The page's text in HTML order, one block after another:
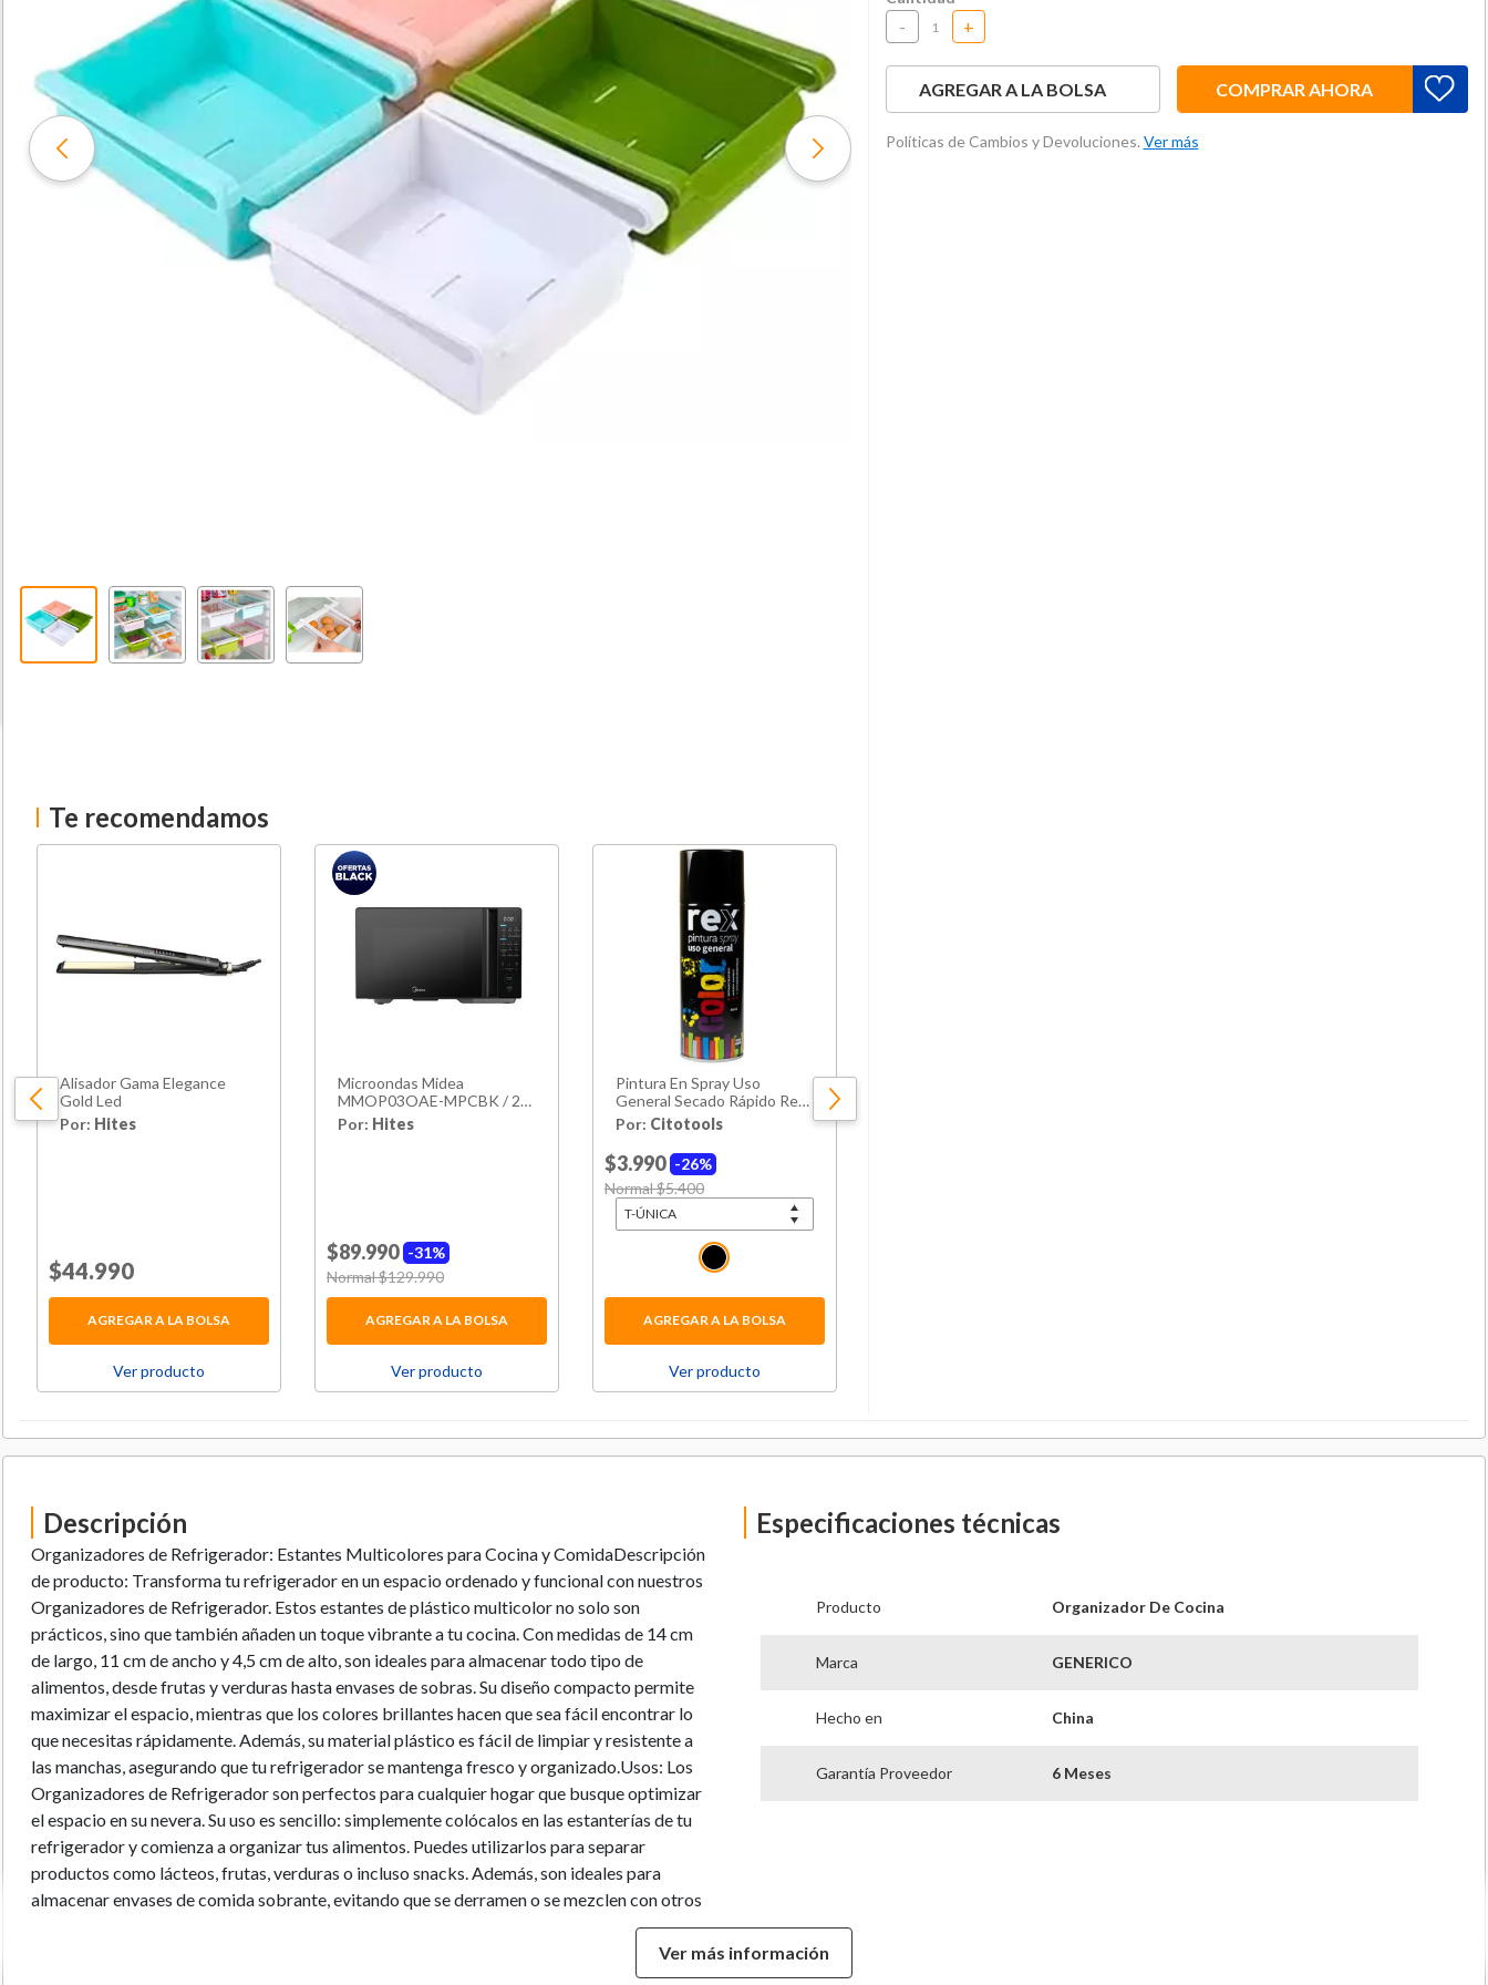
Te recomendamos
Alisador Gama Elegance
Gold Led
Por: Hites
Price reduced from
$44.990
AGREGAR A LA BOLSA
Ver producto
Microondas Midea
MMOP03OAE-MPCBK / 29
Litros / 900W
Por: Hites
31%
$89.990
Price reduced from
Normal $129.990
AGREGAR A LA BOLSA
Ver producto
Pintura En Spray Uso
General Secado Rápido Rex
400ml Negra
Por: Citotools
26%
$3.990
Price reduced from
Normal $5.400
AGREGAR A LA BOLSA
Ver producto
- +
AGREGAR A LA BOLSA COMPRAR AHORA
Políticas de Cambios y Devoluciones. Ver más
Descripción
Organizadores de Refrigerador: Estantes Multicolores para Cocina y ComidaDescripción
de producto: Transforma tu refrigerador en un espacio ordenado y funcional con nuestros
Organizadores de Refrigerador. Estos estantes de plástico multicolor no solo son
prácticos, sino que también añaden un toque vibrante a tu cocina. Con medidas de 14 cm
de largo, 11 cm de ancho y 4,5 cm de alto, son ideales para almacenar todo tipo de
alimentos, desde frutas y verduras hasta envases de sobras. Su diseño compacto permite
maximizar el espacio, mientras que los colores brillantes hacen que sea fácil encontrar lo
que necesitas rápidamente. Además, su material plástico es fácil de limpiar y resistente a
las manchas, asegurando que tu refrigerador se mantenga fresco y organizado.Usos: Los
Organizadores de Refrigerador son perfectos para cualquier hogar que busque optimizar
el espacio en su nevera. Su uso es sencillo: simplemente colócalos en las estanterías de tu
refrigerador y comienza a organizar tus alimentos. Puedes utilizarlos para separar
productos como lácteos, frutas, verduras o incluso snacks. Además, son ideales para
almacenar envases de comida sobrante, evitando que se derramen o se mezclen con otros
alimentos. Su diseño apilable permite crear un sistema de almacenamiento personalizado,
refrigerador ordenado, sino que también facilitarás el acceso a tus alimentos, ahorrando
Especificaciones técnicas
Producto Organizador De Cocina
Marca GENERICO
Hecho en China
Garantía Proveedor 6 Meses
Ver más información